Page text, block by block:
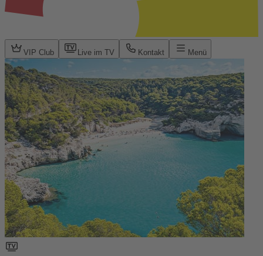
VIP Club Live im TV Kontakt Menü